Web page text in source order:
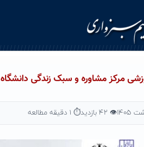
مرکز مشاوره و سبک زندگی دانشگاه
👁 ۴۲ بازدید ⏱ ۱ دقیقه مطالعه